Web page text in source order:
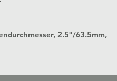
2.5"/63.5mm,